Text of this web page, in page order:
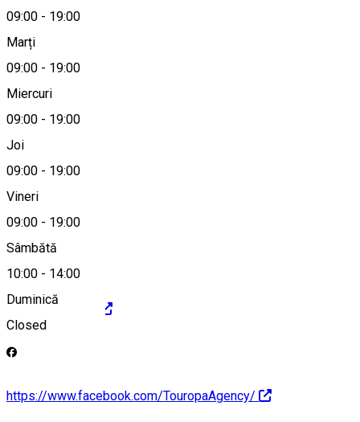
09:00 - 19:00
Marți
09:00 - 19:00
Miercuri
09:00 - 19:00
Joi
09:00 - 19:00
Vineri
09:00 - 19:00
Sâmbătă
10:00 - 14:00
Duminică
Closed
Hartă
office@touropa.ro
http://touropa.ro
https://www.facebook.com/TouropaAgency/